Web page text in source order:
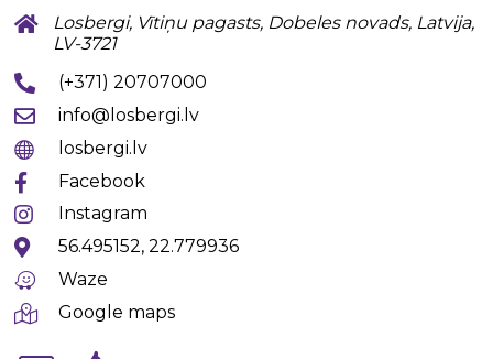
Losbergi, Vītiņu pagasts, Dobeles novads, Latvija,
LV-3721
(+371) 20707000
info@losbergi.lv
losbergi.lv
Facebook
Instagram
56.495152, 22.779936
Waze
Google maps